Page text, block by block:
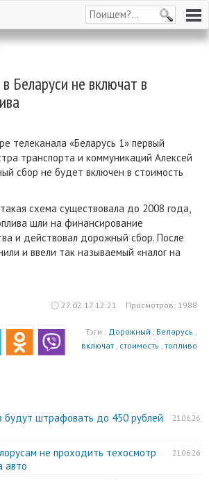
Беларуси не включат в
телеканала «Беларусь 1» первый
транспорта и коммуникаций Алексей
сбор не будет включен в стоимость
схема существовала до 2008 года,
шли на финансирование
и действовал дорожный сбор. После
и ввели так называемый «налог на
27.02.17 12:21 Просмотров: 1988
Тэги : Дорожный , Беларусь ,
включат , стоимость , топливо
21.06.26
будут штрафовать до 450 рублей
21.06.26
не проходить техосмотр
авто